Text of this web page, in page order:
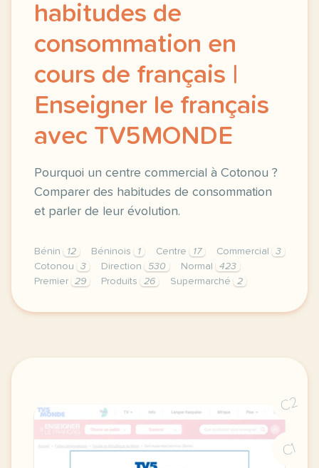
habitudes de
consommation en
cours de français |
Enseigner le français
avec TV5MONDE
Pourquoi un centre commercial à Cotonou ?
Comparer des habitudes de consommation
et parler de leur évolution.
Bénin 12 Béninois 1 Centre 17 Commercial
3
Cotonou
3 Direction 530 Normal
423
Premier
29 Produits 26 Supermarché 2
didomi host didomi components button cursor
C2
C1